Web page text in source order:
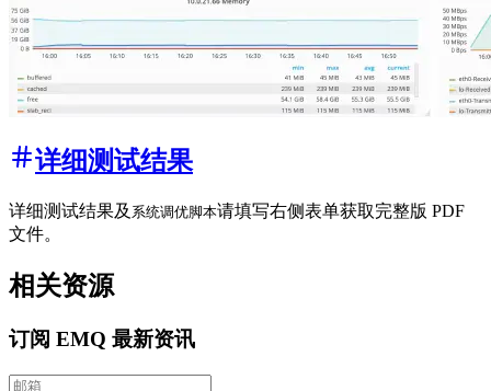
详细测试结果
详细测试结果及 系统调优脚本请填写右侧表单获取完整版 PDF
文件。
相关资源
订阅 EMQ 最新资讯